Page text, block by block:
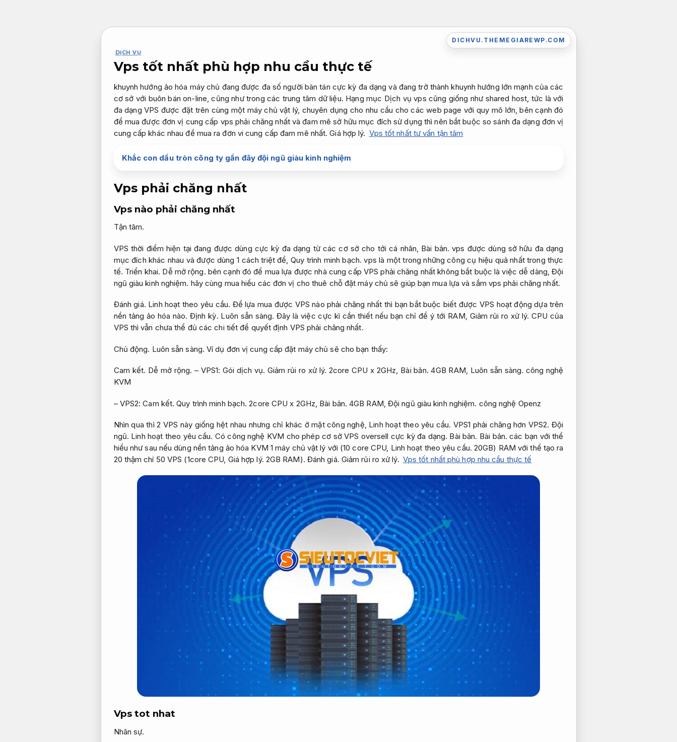
DICHVU.THEMEGIAREWP.COM
DỊCH VỤ
Vps tốt nhất phù hợp nhu cầu thực tế
khuynh hướng ảo hóa máy chủ đang được đa số người bàn tán cực kỳ đa dạng và đang trở thành khuynh hướng lớn mạnh của các
cơ sở với buôn bán on-line, cũng như trong các trung tâm dữ liệu. Hạng mục Dịch vụ vps cũng giống như shared host, tức là với
đa dạng VPS được đặt trên cùng một máy chủ vật lý, chuyên dụng cho nhu cầu cho các web page với quy mô lớn, bên cạnh đó
để mua được đơn vị cung cấp vps phải chăng nhất và đam mê sở hữu mục đích sử dụng thì nên bắt buộc so sánh đa dạng đơn vị
cung cấp khác nhau để mua ra đơn vi cung cấp đam mê nhất.Giá hợp lý. Vps tốt nhất tư vấn tận tâm
Khắc con dấu tròn công ty gần đây đội ngũ giàu kinh nghiệm
Vps phải chăng nhất
Vps nào phải chăng nhất
Tận tâm.
VPS thời điểm hiện tại đang được dùng cực kỳ đa dạng từ các cơ sở cho tới cá nhân, Bài bản. vps được dùng sở hữu đa dạng
mục đích khác nhau và được dùng 1 cách triệt để, Quy trình minh bạch. vps là một trong những công cụ hiệu quả nhất trong thực
tế. Triển khai. Dễ mở rộng. bên cạnh đó để mua lựa được nhà cung cấp VPS phải chăng nhất không bắt buộc là việc dễ dàng,Đội
ngũ giàu kinh nghiệm. hãy cùng mua hiểu các đơn vị cho thuê chỗ đặt máy chủ sẽ giúp bạn mua lựa và sắm vps phải chăng nhất.
Đánh giá. Linh hoạt theo yêu cầu. Để lựa mua được VPS nào phải chăng nhất thì bạn bắt buộc biết được VPS hoạt động dựa trên
nền tảng ảo hóa nào.Định kỳ. Luôn sẵn sàng. Đây là việc cực kì cần thiết nếu bạn chỉ để ý tới RAM, Giảm rủi ro xử lý. CPU của
VPS thì vẫn chưa thể đủ các chi tiết để quyết định VPS phải chăng nhất.
Chủ động. Luôn sẵn sàng. Ví dụ đơn vị cung cấp đặt máy chủ sẽ cho bạn thấy:
Cam kết. Dễ mở rộng. – VPS1: Gói dịch vụ. Giảm rủi ro xử lý. 2core CPU x 2GHz, Bài bản. 4GB RAM, Luôn sẵn sàng. công nghệ
KVM
– VPS2:Cam kết. Quy trình minh bạch. 2core CPU x 2GHz, Bài bản. 4GB RAM, Đội ngũ giàu kinh nghiệm. công nghệ Openz
Nhìn qua thì 2 VPS này giống hệt nhau nhưng chỉ khác ở mặt công nghệ, Linh hoạt theo yêu cầu. VPS1 phải chăng hơn VPS2.Đội
ngũ. Linh hoạt theo yêu cầu. Có công nghệ KVM cho phép cơ sở VPS oversell cực kỳ đa dạng. Bài bản. Bài bản. các bạn với thể
hiểu như sau nếu dùng nền tảng ảo hóa KVM 1 máy chủ vật lý với (10 core CPU, Linh hoạt theo yêu cầu. 20GB) RAM với thể tạo ra
20 thậm chí 50 VPS (1core CPU, Giá hợp lý. 2GB RAM). Đánh giá. Giảm rủi ro xử lý. Vps tốt nhất phù hợp nhu cầu thực tế
Vps tot nhat
Nhân sự.